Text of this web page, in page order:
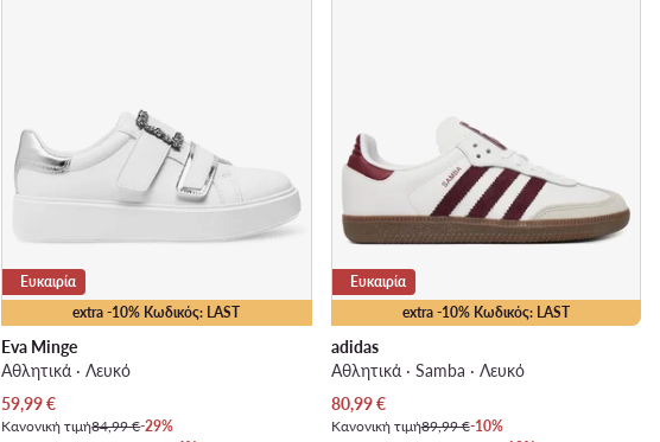
extra -10% Κωδικός: LAST
Ευκαιρία
Eva Minge
Αθλητικά · Λευκό
Τρέχουσα τιμή
59,99€
Κανονική τιμή84,99 €-29%
extra -10% Κωδικός: LAST
Ευκαιρία
adidas
Αθλητικά · Samba · Λευκό
Τρέχουσα τιμή
80,99€
Κανονική τιμή89,99 €-10%